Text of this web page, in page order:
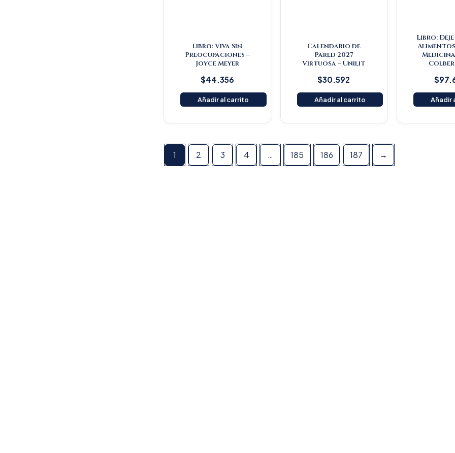
Libro: Viva Sin
Preocupaciones –
Joyce Meyer
$44.356
Añadir al carrito
Calendario de
Pared 2027
Virtuosa – Unilit
$30.592
Añadir al carrito
Libro:
Alimentos
$
Añadir
1 2 3 4 … 185 186 187 →